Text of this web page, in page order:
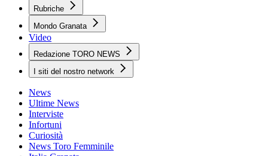
Rubriche
Mondo Granata
Video
Redazione TORO NEWS
I siti del nostro network
News
Ultime News
Interviste
Infortuni
Curiosità
News Toro Femminile